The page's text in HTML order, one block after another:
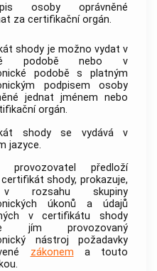
osoby oprávněné
za certifikační orgán.
shody je možno vydat v
podobě nebo v
podobě s platným
podpisem osoby
jednat jménem nebo
orgán.
shody se vydává v
jazyce.
provozovatel předloží
shody, prokazuje,
rozsahu skupiny
úkonů a údajů
v certifikátu shody
jím provozovaný
nástroj požadavky
zákonem a touto